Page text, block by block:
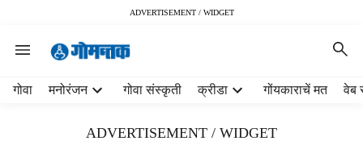
ADVERTISEMENT / WIDGET
गोवा मनोरंजन गोवा संस्कृती क्रीडा गोंयकाराचें मत वेब
ADVERTISEMENT / WIDGET